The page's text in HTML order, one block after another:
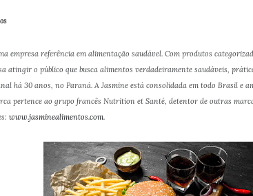
empresa referência em alimentação saudável. Com produtos
atingir o público que busca alimentos verdadeiramente saudáveis,
há 30 anos, no Paraná. A Jasmine está consolidada em todo Brasil e
pertence ao grupo francês Nutrition et Santé, detentor de outras
www.jasminealimentos.com.